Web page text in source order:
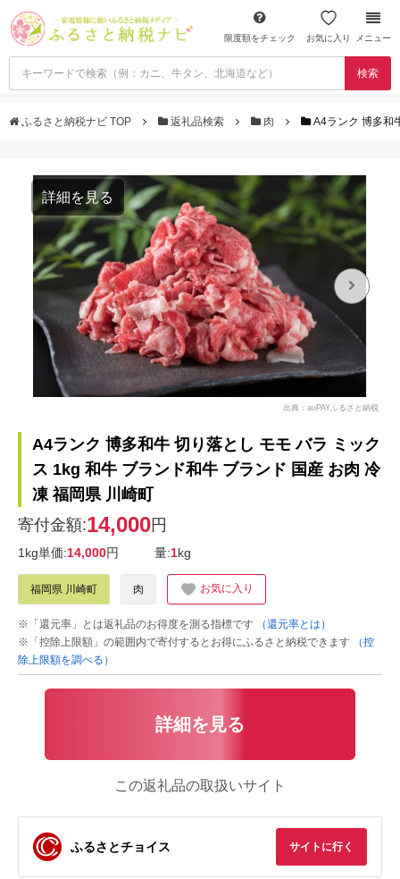
限度額をチェック お気に入り メニュー
検索
ふるさと納税ナビ TOP 返礼品検索 肉 A4ランク 博多和
詳細を見る
出典：auPAYふるさと納税
A4ランク 博多和牛 切り落とし モモ バラ ミック
ス 1kg 和牛 ブランド和牛 ブランド 国産 お肉 冷
凍 福岡県 川崎町
寄付金額:14,000円
1kg単価:14,000円 量:1kg
福岡県 川崎町 肉 お気に入り
※「還元率」とは返礼品のお得度を測る指標です
（還元率とは）
※「控除上限額」の範囲内で寄付するとお得にふるさと納税できます
（控
除上限額を調べる）
詳細を見る
この返礼品の取扱いサイト
ふるさとチョイス サイトに行く